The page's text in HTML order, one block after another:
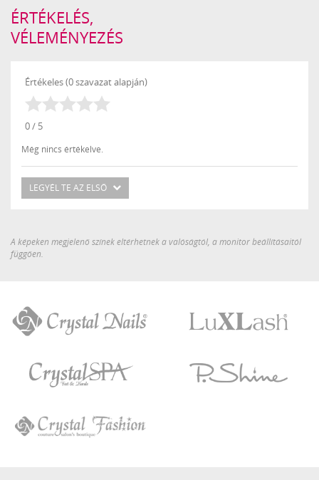
ÉRTÉKELÉS,
VÉLEMÉNYEZÉS
Értékeles (0 szavazat alapján)
0 / 5
Még nincs értékelve.
LEGYÉL TE AZ ELSŐ
A képeken megjelenő színek eltérhetnek a valóságtól, a monitor beállításaitól
függően.
SPA